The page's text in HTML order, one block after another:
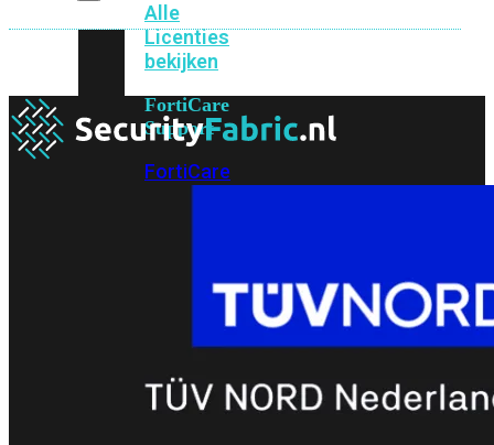
Alle
Licenties
bekijken
FortiCare
Support
FortiCare
FortiCare
FortiCare